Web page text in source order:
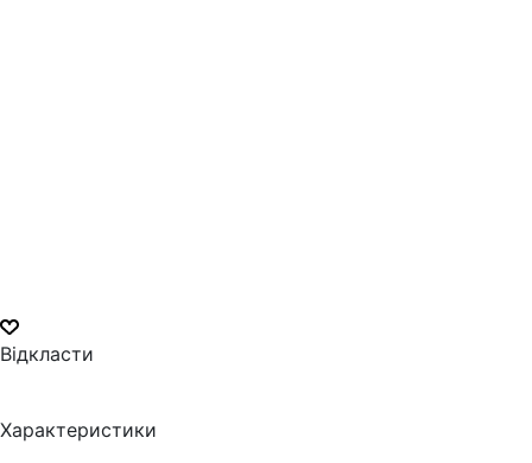
Відкласти
Характеристики